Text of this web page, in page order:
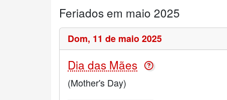
Feriados em maio 2025
Dom, 11 de maio 2025
Dia das Mães
(Mother's Day)